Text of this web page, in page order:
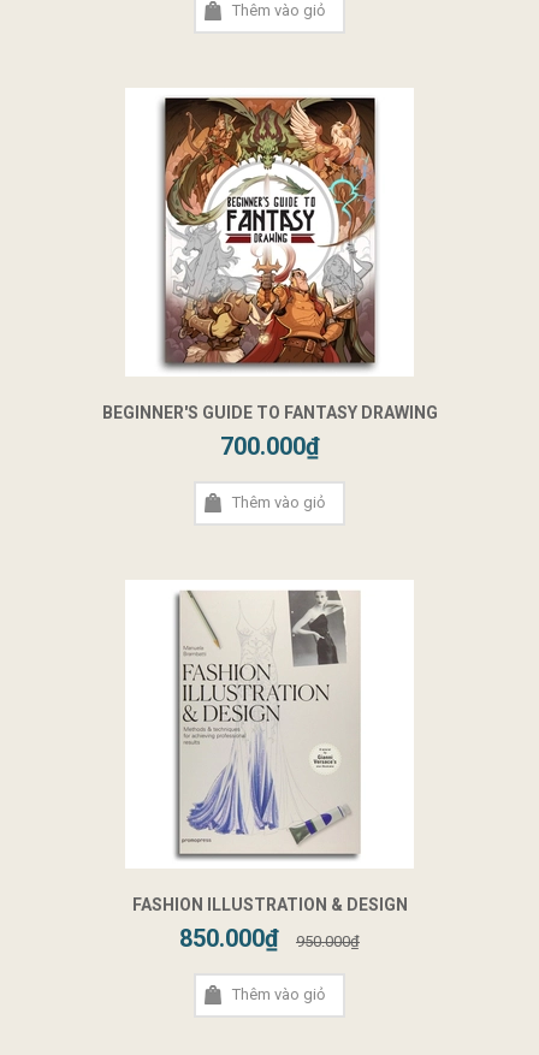
Thêm vào giỏ
BEGINNER'S GUIDE TO FANTASY DRAWING
700.000₫
Thêm vào giỏ
FASHION ILLUSTRATION & DESIGN
850.000₫ 950.000₫
Thêm vào giỏ